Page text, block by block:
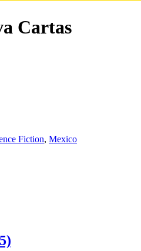
Cartas
Fiction, Mexico